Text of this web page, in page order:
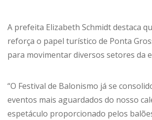
A prefeita Elizabeth Schmidt destaca
reforça o papel turístico de Ponta
para movimentar diversos setores da
“O Festival de Balonismo já se
eventos mais aguardados do nosso
espetáculo proporcionado pelos